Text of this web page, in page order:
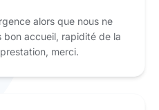
alors que nous ne
accueil, rapidité de la
merci.